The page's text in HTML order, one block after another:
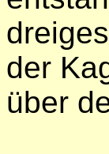
der
über